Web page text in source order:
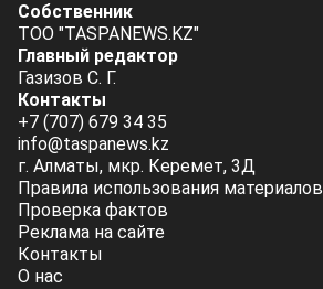
Собственник
ТОО "TASPANEWS.KZ"
Главный редактор
Газизов С. Г.
Контакты
+7 (707) 679 34 35
info@taspanews.kz
г. Алматы, мкр. Керемет, 3Д
Правила использования материалов
Проверка фактов
Реклама на сайте
Контакты
О нас